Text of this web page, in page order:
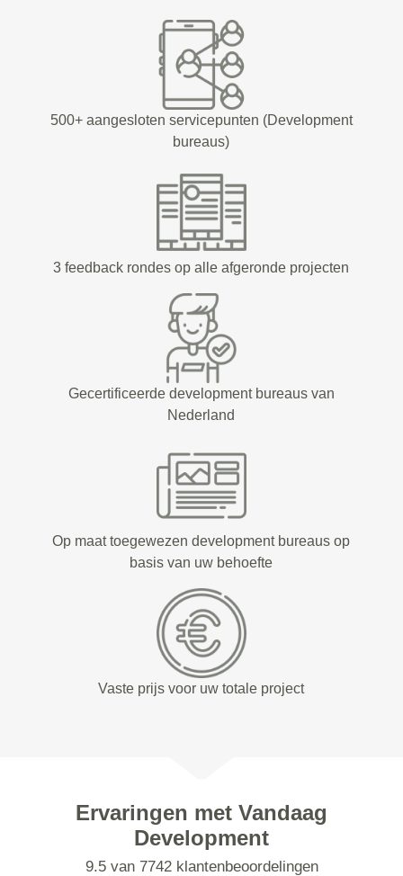
500+ aangesloten servicepunten (Development
bureaus)
3 feedback rondes op alle afgeronde projecten
Gecertificeerde development bureaus van
Nederland
Op maat toegewezen development bureaus op
basis van uw behoefte
Vaste prijs voor uw totale project
Ervaringen met Vandaag
Development
9.5 van 7742 klantenbeoordelingen